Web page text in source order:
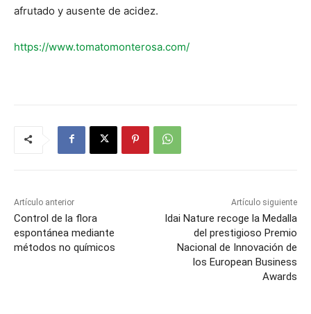
afrutado y ausente de acidez.
https://www.tomatomonterosa.com/
Artículo anterior
Control de la flora
espontánea mediante
métodos no químicos
Artículo siguiente
Idai Nature recoge la Medalla
del prestigioso Premio
Nacional de Innovación de
los European Business
Awards